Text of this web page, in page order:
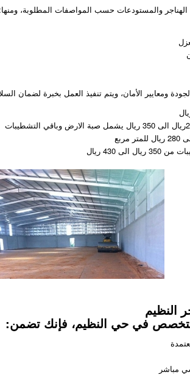
الهناجر والمستودعات حسب المواصفات المطلوبة، ومنها:
ومعايير الأمان، ويتم تنفيذ العمل بخبرة لضمان
430 ريال
النظيم
في حي النظيم، فإنك تضمن:
مباشر